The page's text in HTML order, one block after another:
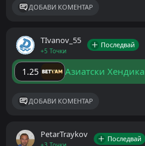
ДОБАВИ КОМЕНТАР
ТIvanov_55
+5 Точки
Последвай
1.25 Азиатски
ДОБАВИ КОМЕНТАР
PetarTraykov Последвай